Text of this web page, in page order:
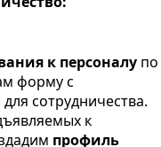
к персоналу по
форму с
сотрудничества.
к
профиль